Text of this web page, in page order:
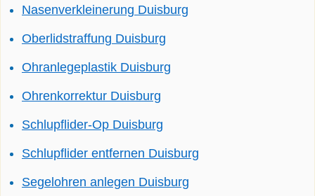
Nasenverkleinerung Duisburg
Oberlidstraffung Duisburg
Ohranlegeplastik Duisburg
Ohrenkorrektur Duisburg
Schlupflider-Op Duisburg
Schlupflider entfernen Duisburg
Segelohren anlegen Duisburg